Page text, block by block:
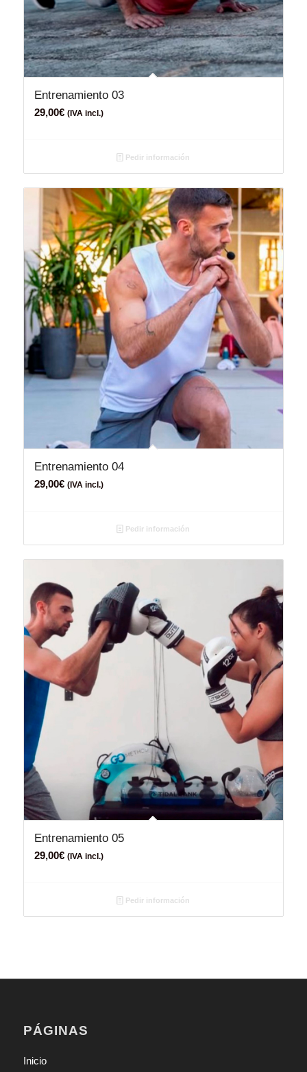
Entrenamiento 03
29,00€ (IVA incl.)
Pedir información
Entrenamiento 04
29,00€ (IVA incl.)
Pedir información
Entrenamiento 05
29,00€ (IVA incl.)
Pedir información
PÁGINAS
Inicio